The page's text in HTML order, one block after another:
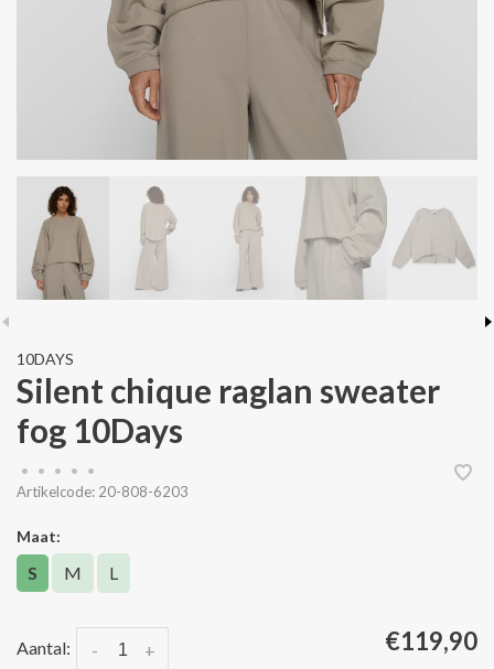
10DAYS
Silent chique raglan sweater
fog 10Days
• • • •
•
Artikelcode: 20-808-6203
Maat:
S M L
Aantal: +
- €119,90